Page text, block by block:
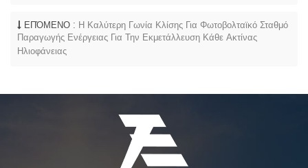
ΕΠΌΜΕΝΟ : Η Καλύτερη Γωνία Κλίσης Για Φωτοβολταϊκό Σταθμό
Παραγωγής Ενέργειας Για Την Εκμετάλλευση Κάθε Ακτίνας
Ηλιοφάνειας